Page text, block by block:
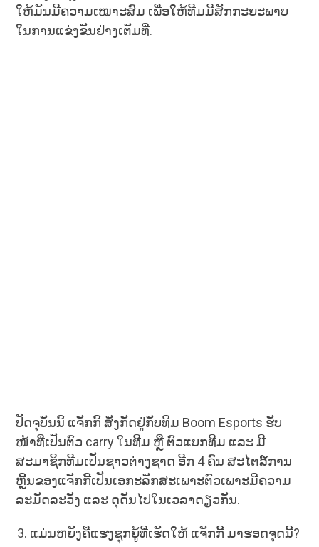
ໃຫ້ມັນມີຄວາມເໝາະສົມ ເພື່ອໃຫ້ທີມມີສັກກະຍະພາບ
ໃນການແຂ່ງຂັນຢ່າງເຕັມທີ່.
ປັດຈຸບັນນີ້ ແຈັກກີ້ ສັງກັດຢູ່ກັບທີມ Boom Esports ຮັບ
ໜ້າທີ່ເປັນຕົວ carry ໃນທີມ ຫຼື ຕົວແບກທີມ ແລະ ມີ
ສະມາຊິກທີມເປັນຊາວຕ່າງຊາດ ອີກ 4 ຄົນ ສະໄຕລ໌ການ
ຫຼີ້ນຂອງແຈັກກີ້ເປັນເອກະລັກສະເພາະຕົວເພາະມີຄວາມ
ລະມັດລະວັງ ແລະ ດຸດັນໄປໃນເວລາດຽວກັນ.
ແມ່ນຫຍັງຄືແຮງຊຸກຍູ້ທີ່ເຮັດໃຫ້ ແຈັກກີ້ ມາຮອດຈຸດນີ້?